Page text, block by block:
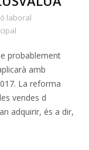
laboral
probablement
amb
La reforma
vendes d
adquirir, és a dir,